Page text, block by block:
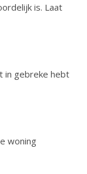
is. Laat
in gebreke hebt
woning